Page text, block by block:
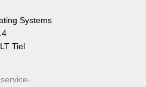
Systems
Tiel